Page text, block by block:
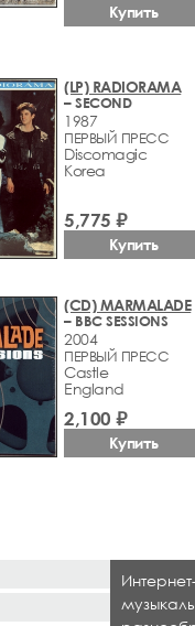
Купить
(LP) RADIORAMA
– SECOND
1987
ПЕРВЫЙ ПРЕСС
Discomagic
Korea
5,775 ₽
Купить
(CD) MARMALADE
– BBC SESSIONS
2004
ПЕРВЫЙ ПРЕСС
Castle
England
2,100 ₽
Купить